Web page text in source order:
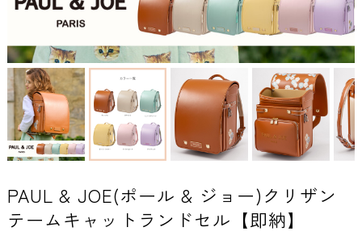
PAUL & JOE(ポール & ジョー)クリザン
テームキャットランドセル【即納】